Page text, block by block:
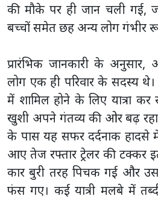
की मौके पर ही जान चली गई,
बच्चों समेत छह अन्य लोग गंभीर
प्रारंभिक जानकारी के अनुसार,
लोग एक ही परिवार के सदस्य
में शामिल होने के लिए यात्रा कर
खुशी अपने गंतव्य की ओर बढ़ रहा
के पास यह सफर दर्दनाक हादसे
आए तेज रफ्तार ट्रेलर की टक्कर
कार बुरी तरह पिचक गई और
फंस गए। कई यात्री मलबे में